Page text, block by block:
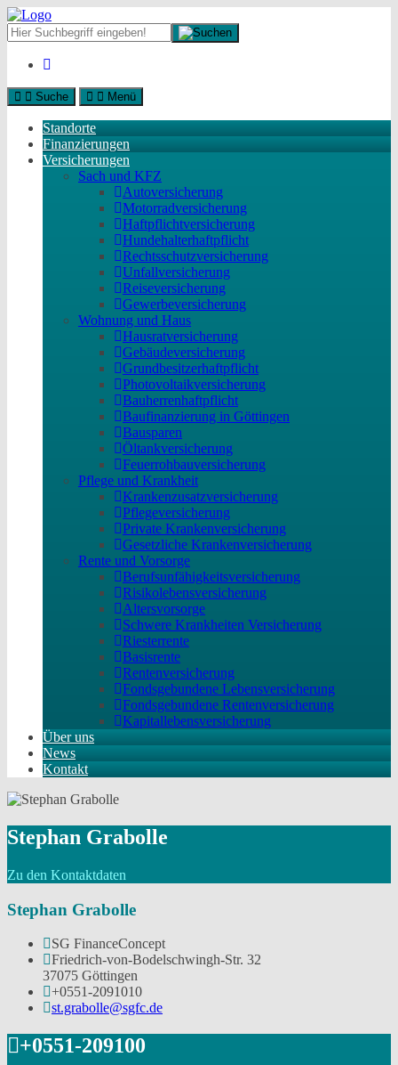
Suche Menü
Standorte
Finanzierungen
Versicherungen
Sach und KFZ
Autoversicherung
Motorradversicherung
Haftpflichtversicherung
Hundehalterhaftpflicht
Rechtsschutzversicherung
Unfallversicherung
Reiseversicherung
Gewerbeversicherung
Wohnung und Haus
Hausratversicherung
Gebäudeversicherung
Grundbesitzerhaftpflicht
Photovoltaikversicherung
Bauherrenhaftpflicht
Baufinanzierung in Göttingen
Bausparen
Öltankversicherung
Feuerrohbauversicherung
Pflege und Krankheit
Krankenzusatzversicherung
Pflegeversicherung
Private Krankenversicherung
Gesetzliche Krankenversicherung
Rente und Vorsorge
Berufs­unfähigkeitsversicherung
Risikolebensversicherung
Altersvorsorge
Schwere Krankheiten Versicherung
Riesterrente
Basisrente
Rentenversicherung
Fondsgebundene Lebensversicherung
Fondsgebundene Rentenversicherung
Kapitallebensversicherung
Über uns
News
Kontakt
Stephan Grabolle
Zu den Kontaktdaten
Stephan Grabolle
SG FinanceConcept
Friedrich-von-Bodelschwingh-Str. 32
37075 Göttingen
+0551-2091010
st.grabolle@sgfc.de
+0551-209100